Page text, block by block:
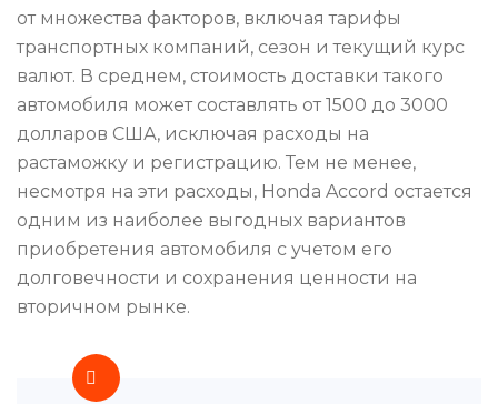
от множества факторов, включая тарифы
транспортных компаний, сезон и текущий курс
валют. В среднем, стоимость доставки такого
автомобиля может составлять от 1500 до 3000
долларов США, исключая расходы на
растаможку и регистрацию. Тем не менее,
несмотря на эти расходы, Honda Accord остается
одним из наиболее выгодных вариантов
приобретения автомобиля с учетом его
долговечности и сохранения ценности на
вторичном рынке.